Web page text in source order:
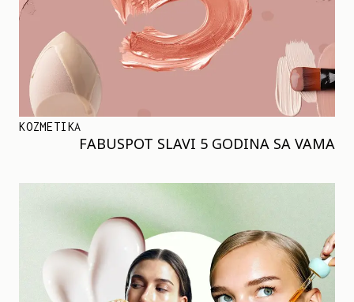
KOZMETIKA
FABUSPOT SLAVI 5 GODINA SA VAMA